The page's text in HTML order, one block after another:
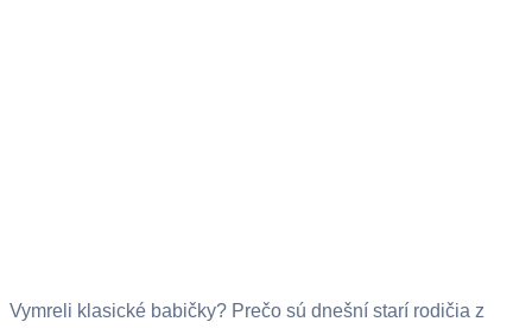
Vymreli klasické babičky? Prečo sú dnešní starí rodičia z